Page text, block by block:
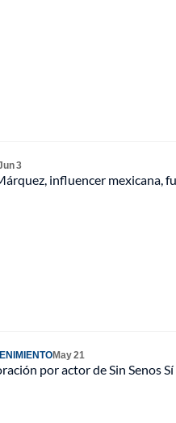
3
influencer mexicana,
May 21
por actor de Sin Senos